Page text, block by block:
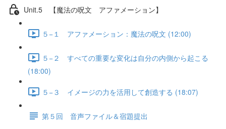
Unit.5 【魔法の呪文 アファメーション】
５−１ アファメーション：魔法の呪文 (12:00)
５−２ すべての重要な変化は自分の内側から起こる
(18:00)
５−３ イメージの力を活用して創造する (18:07)
第５回 音声ファイル＆宿題提出